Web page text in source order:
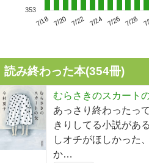
7/18 7/20 7/22 7/24 7/26 7/28
353
読み終わった本(354冊)
むらさきのスカート
あっさり終わったっ
きりしてる小説があ
しオチがほしかった
か…